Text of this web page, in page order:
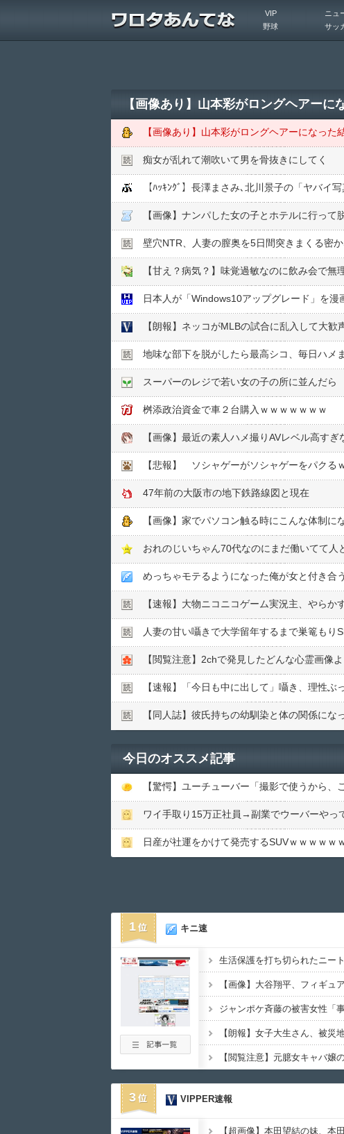
VIP ニュ
野球
サッ
【画像あり】山本彩がロングヘアー
【画像あり】山本彩がロングヘアーになっ
痴女が乱れて潮吹いて男を骨抜きにしてく
【ﾊｯｷﾝｸﾞ】長澤まさみ､北川景子の「ヤバイ
【画像】ナンパした女の子とホテルに行って
壁穴NTR、人妻の膣奥を5日間突きまくる密
【甘え？病気？】味覚過敏なのに飲み会で無
日本人が「Windows10アップグレード」
【朗報】ネッコがMLBの試合に乱入して大歓
地味な部下を脱がしたら最高シコ、毎日ハメ
スーパーのレジで若い女の子の所に並んだら
桝添政治資金で車２台購入ｗｗｗｗｗｗｗ
【画像】最近の素人ハメ撮りAVレベル高す
【悲報】 ソシャゲーがソシャゲーをパクる
47年前の大阪市の地下鉄路線図と現在
【画像】家でパソコン触る時にこんな体制
おれのじいちゃん70代なのにまだ働いてて人
めっちゃモテるようになった俺が女と付き合
【速報】大物ニコニコゲーム実況主、やらか
人妻の甘い囁きで大学留年するまで巣篭もり
【閲覧注意】2chで発見したどんな心霊画像
【速報】「今日も中に出して」囁き、理性ぶ
【同人誌】彼氏持ちの幼馴染と体の関係にな
今日のオススメ記事
ワイ手取り15万正社員→副業でウーバーやっ
日産が社運をかけて発売するSUVｗｗｗｗｗ
1 キニ速
【朗報】女子大生さん、被災
3 VIPPER速報